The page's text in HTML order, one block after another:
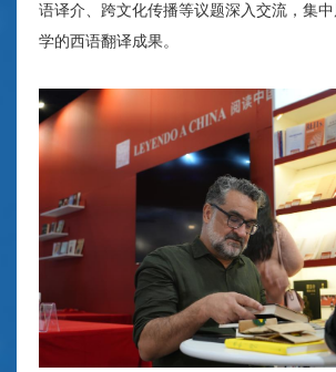
语译介、跨文化传播等议题深入交流，集
学的西语翻译成果。